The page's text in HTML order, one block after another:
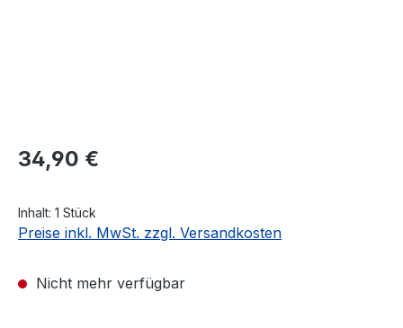
Regulärer Preis:
34,90 €
Inhalt: 1 Stück
Preise inkl. MwSt. zzgl. Versandkosten
Nicht mehr verfügbar